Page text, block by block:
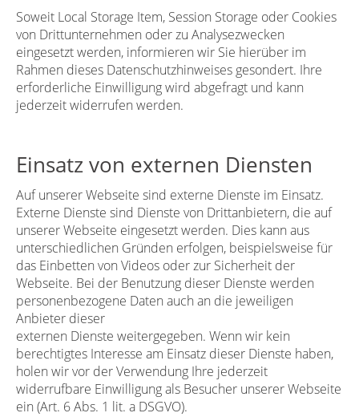
Soweit Local Storage Item, Session Storage oder Cookies
von Drittunternehmen oder zu Analysezwecken
eingesetzt werden, informieren wir Sie hierüber im
Rahmen dieses Datenschutzhinweises gesondert. Ihre
erforderliche Einwilligung wird abgefragt und kann
jederzeit widerrufen werden.
Einsatz von externen Diensten
Auf unserer Webseite sind externe Dienste im Einsatz.
Externe Dienste sind Dienste von Drittanbietern, die auf
unserer Webseite eingesetzt werden. Dies kann aus
unterschiedlichen Gründen erfolgen, beispielsweise für
das Einbetten von Videos oder zur Sicherheit der
Webseite. Bei der Benutzung dieser Dienste werden
personenbezogene Daten auch an die jeweiligen
Anbieter dieser
externen Dienste weitergegeben. Wenn wir kein
berechtigtes Interesse am Einsatz dieser Dienste haben,
holen wir vor der Verwendung Ihre jederzeit
widerrufbare Einwilligung als Besucher unserer Webseite
ein (Art. 6 Abs. 1 lit. a DSGVO).